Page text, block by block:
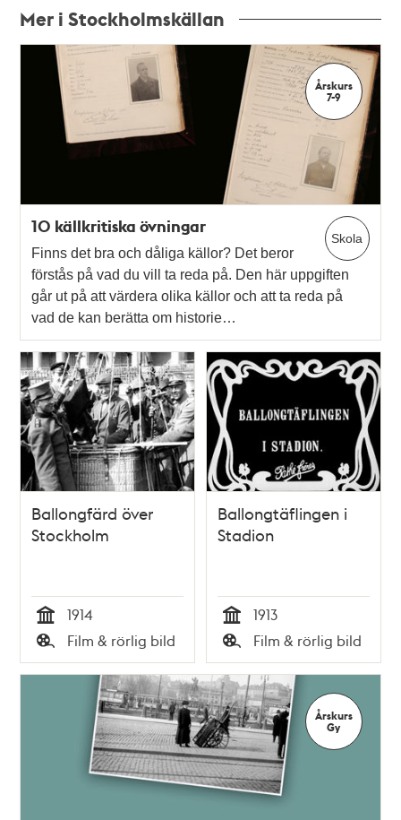
Mer i Stockholmskällan
Relaterade
poster
Årskurs
7-9
Skola
10 källkritiska övningar
Finns det bra och dåliga källor? Det beror
förstås på vad du vill ta reda på. Den här uppgiften
går ut på att värdera olika källor och att ta reda på
vad de kan berätta om historie…
Ballongfärd över
Stockholm
Tid
1914
Typ
Film & rörlig bild
Ballongtäflingen i
Stadion
Tid
1913
Typ
Film & rörlig bild
Årskurs
Gy